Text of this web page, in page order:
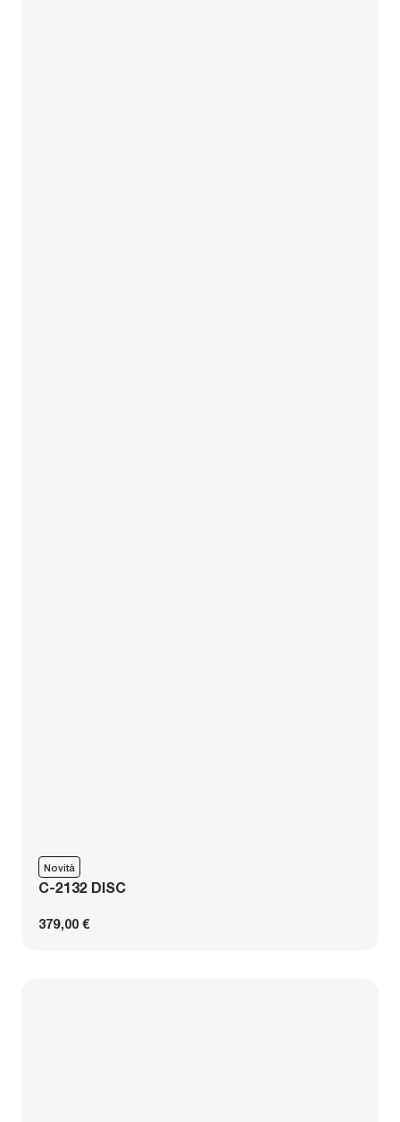
Novità
C-2132 DISC
379,00 €